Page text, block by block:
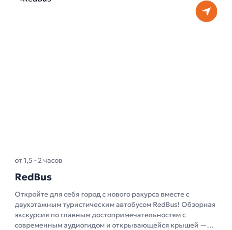
от 1,5 - 2 часов
RedBus
Откройте для себя город с нового ракурса вместе с
двухэтажным туристическим автобусом RedBus! Обзорная
экскурсия по главным достопримечательностям с
современным аудиогидом и открывающейся крышей —